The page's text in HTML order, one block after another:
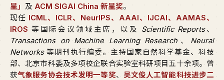
星」 及 ACM SIGAI China 新星奖。
现任 ICML、ICLR、NeurIPS、AAAI、IJCAI、AAMAS、
IROS 等国际会议领域主席，以及 Scientific Reports、
Transactions on Machine Learning Research 、 Neural
Networks等期刊执行编委。主持国家自然科学基金、科技
部、北京市科委及多项校企联合实验室科研项目五十余项。曾
获气象服务协会技术发明一等奖、 吴文俊人工智能科技进步二